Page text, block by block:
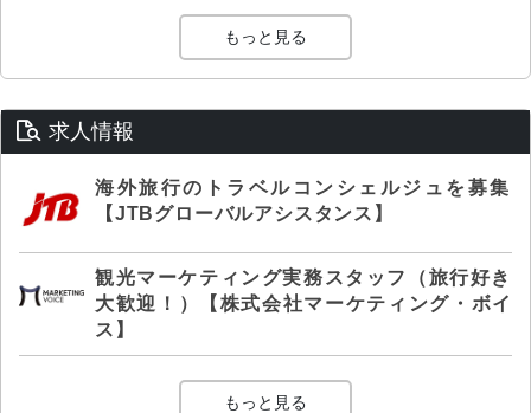
もっと見る
求人情報
海外旅行のトラベルコンシェルジュを募集
【JTBグローバルアシスタンス】
観光マーケティング実務スタッフ（旅行好き
大歓迎！）【株式会社マーケティング・ボイ
ス】
もっと見る